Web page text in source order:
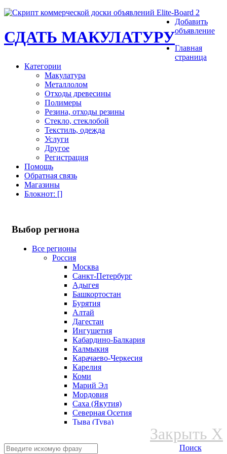
СДАТЬ МАКУЛАТУРУ
Добавить
объявление
Главная
страница
Категории
Макулатура
Металлолом
Отходы древесины
Полимеры
Резина, отходы резины
Стекло, стеклобой
Текстиль, одежда
Услуги
Другое
Регистрация
Помощь
Обратная связь
Магазины
Блокнот: []
Выбор региона
Все регионы
Россия
Москва
Санкт-Петербург
Адыгея
Башкортостан
Бурятия
Алтай
Дагестан
Ингушетия
Кабардино-Балкария
Калмыкия
Карачаево-Черкесия
Карелия
Коми
Марий Эл
Мордовия
Саха (Якутия)
Северная Осетия
Тыва (Тува)
Удмуртская Республика
Чеченская Республика
Закрыть X
Поиск